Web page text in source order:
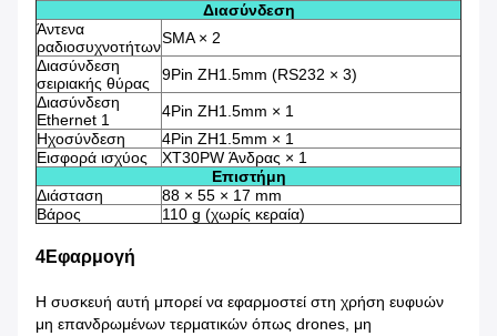
Διασύνδεση
Άντενα
ραδιοσυχνοτήτωνSMA × 2
Διασύνδεση
σειριακής θύρας
9Pin ZH1.5mm (RS232 × 3)
Διασύνδεση
Ethernet 1
4Pin ZH1.5mm × 1
Ηχοσύνδεση
4Pin ZH1.5mm × 1
Εισφορά ισχύος
XT30PW Άνδρας × 1
Επιστήμη
Διάσταση
88 × 55 × 17 mm
Βάρος
110 g (χωρίς κεραία)
4Εφαρμογή
Η συσκευή αυτή μπορεί να εφαρμοστεί στη χρήση ευφυών
μη επανδρωμένων τερματικών όπως drones, μη